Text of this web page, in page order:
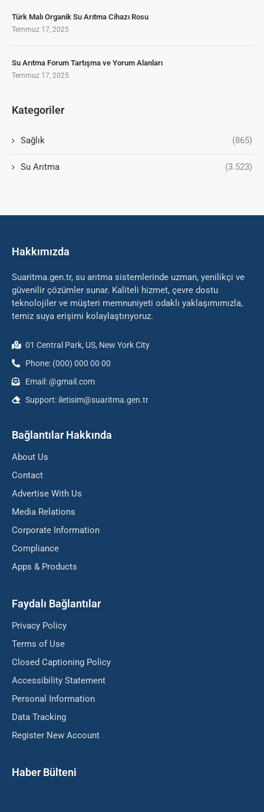
Türk Malı Organik Su Arıtma Cihazı Rosu
Temmuz 17, 2025
Su Arıtma Forum Tartışma ve Yorum Alanları
Temmuz 17, 2025
Kategoriler
Sağlık (865)
Su Arıtma (3.523)
Hakkımızda
Suaritma.gen.tr, su arıtma sistemlerinde uzman, yenilikçi ve
güvenilir çözümler sunar. Kaliteli hizmet, çevre dostu
teknolojiler ve müşteri memnuniyeti odaklı yaklaşımımızla,
temiz suya erişimi kolaylaştırıyoruz.
01 Central Park, US, New York City
Phone: (000) 000 00 00
Email: @gmail.com
Support: iletisim@suaritma.gen.tr
Bağlantılar Hakkında
About Us
Contact
Advertise With Us
Media Relations
Corporate Information
Compliance
Apps & Products
Faydalı Bağlantılar
Privacy Policy
Terms of Use
Closed Captioning Policy
Accessibility Statement
Personal Information
Data Tracking
Register New Account
Haber Bülteni